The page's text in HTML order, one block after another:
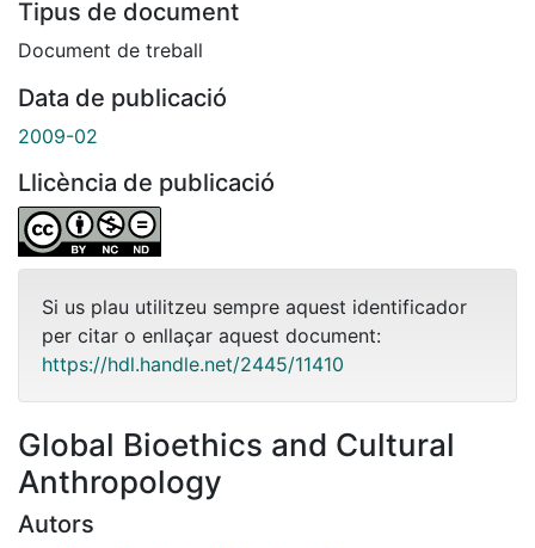
Tipus de document
Document de treball
Data de publicació
2009-02
Llicència de publicació
Si us plau utilitzeu sempre aquest identificador
per citar o enllaçar aquest document:
https://hdl.handle.net/2445/11410
Global Bioethics and Cultural
Anthropology
Autors